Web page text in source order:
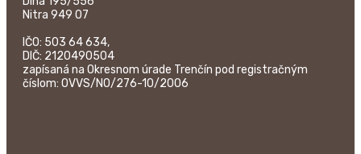
Nitra 949 07
IČO: 503 64 634,
DIČ: 2120490504
zapísaná na Okresnom úrade Trenčín pod registračným
číslom: OVVS/NO/276-10/2006